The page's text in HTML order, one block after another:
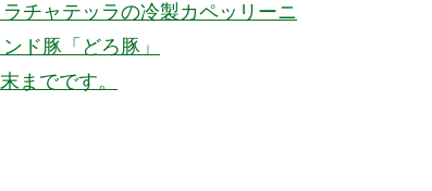
ラチャテッラの冷製カペッリーニ
ド豚「どろ豚」
までです。